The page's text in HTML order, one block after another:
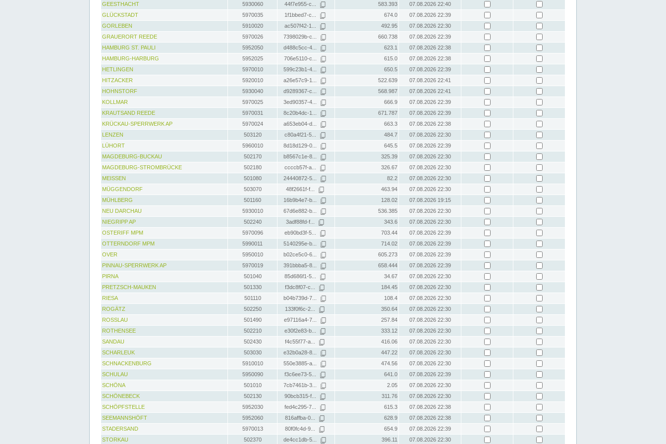
GEESTHACHT
5930060 44f7e955-c... 583.393
07.08.2026 22:40
GLÜCKSTADT
5970035 1f1bbed7-c... 674.0
07.08.2026 22:39
GORLEBEN
5910020 ac507f42-1... 492.95
07.08.2026 22:30
GRAUERORT REEDE
5970026 7398029b-c... 660.738
07.08.2026 22:39
HAMBURG ST. PAULI
5952050 d488c5cc-4... 623.1
07.08.2026 22:38
HAMBURG-HARBURG
5952025 706e5110-c... 615.0
07.08.2026 22:38
HETLINGEN
5970010 599c23b1-4... 650.5
07.08.2026 22:39
HITZACKER
5920010 a26e57c9-1... 522.639
07.08.2026 22:41
HOHNSTORF
5930040 d9289367-c... 568.987
07.08.2026 22:41
KOLLMAR
5970025 3ed90357-4... 666.9
07.08.2026 22:39
KRAUTSAND REEDE
5970031 8c20b4dc-1... 671.787
07.08.2026 22:39
KRÜCKAU-SPERRWERK AP
5970024 a653eb04-d... 663.3
07.08.2026 22:38
LENZEN
503120 c80a4f21-5... 484.7
07.08.2026 22:30
LÜHORT
5960010 8d18d129-0... 645.5
07.08.2026 22:39
MAGDEBURG-BUCKAU
502170 b8567c1e-8... 325.39
07.08.2026 22:30
MAGDEBURG-STROMBRÜCKE
502180 ccccb57f-a... 326.67
07.08.2026 22:30
MEISSEN
501080 24440872-5... 82.2
07.08.2026 22:30
MÜGGENDORF
503070 48f2661f-f... 463.94
07.08.2026 22:30
MÜHLBERG
501160 16b9b4e7-b... 128.02
07.08.2026 19:15
NEU DARCHAU
5930010 67d6e882-b... 536.385
07.08.2026 22:30
NIEGRIPP AP
502240 3adf88fd-f... 343.6
07.08.2026 22:30
OSTERIFF MPM
5970096 eb90bd3f-5... 703.44
07.08.2026 22:39
OTTERNDORF MPM
5990011 5140295e-b... 714.02
07.08.2026 22:39
OVER
5950010 b02ce5c0-6... 605.273
07.08.2026 22:39
PINNAU-SPERRWERK AP
5970019 391bbba5-8... 658.444
07.08.2026 22:39
PIRNA
501040 85d686f1-5... 34.67
07.08.2026 22:30
PRETZSCH-MAUKEN
501330 f3dc8f07-c... 184.45
07.08.2026 22:30
RIESA
501110 b04b739d-7... 108.4
07.08.2026 22:30
ROGÄTZ
502250 133f0f6c-2... 350.64
07.08.2026 22:30
ROSSLAU
501490 e97116a4-7... 257.84
07.08.2026 22:30
ROTHENSEE
502210 e30f2e83-b... 333.12
07.08.2026 22:30
SANDAU
502430 f4c55f77-a... 416.06
07.08.2026 22:30
SCHARLEUK
503030 e32b0a28-8... 447.22
07.08.2026 22:30
SCHNACKENBURG
5910010 550e3885-a... 474.56
07.08.2026 22:30
SCHULAU
5950090 f3c6ee73-5... 641.0
07.08.2026 22:39
SCHÖNA
501010 7cb7461b-3... 2.05
07.08.2026 22:30
SCHÖNEBECK
502130 90bcb315-f... 311.76
07.08.2026 22:30
SCHÖPFSTELLE
5952030 fed4c295-7... 615.3
07.08.2026 22:38
SEEMANNSHÖFT
5952060 816affba-0... 628.9
07.08.2026 22:38
STADERSAND
5970013 80f0fc4d-9... 654.9
07.08.2026 22:39
STORKAU
502370 de4cc1db-5... 396.11 07.08.2026 22:30